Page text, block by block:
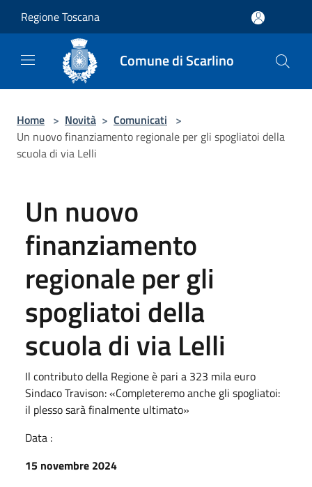
Regione Toscana
Comune di Scarlino
Home > Novità > Comunicati >
Un nuovo finanziamento regionale per gli spogliatoi della
scuola di via Lelli
Un nuovo
finanziamento
regionale per gli
spogliatoi della
scuola di via Lelli
Il contributo della Regione è pari a 323 mila euro
Sindaco Travison: «Completeremo anche gli spogliatoi:
il plesso sarà finalmente ultimato»
Data :
15 novembre 2024